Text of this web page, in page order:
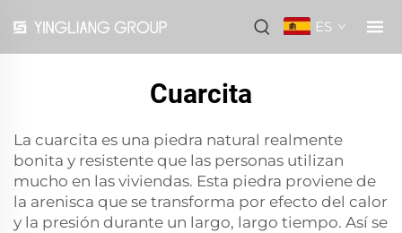
ES
Cuarcita
La cuarcita es una piedra natural realmente
bonita y resistente que las personas utilizan
mucho en las viviendas. Esta piedra proviene de
la arenisca que se transforma por efecto del calor
y la presión durante un largo, largo tiempo. Así se